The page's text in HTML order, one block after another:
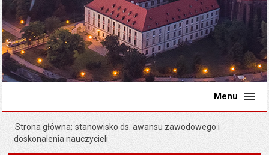
Menu
Strona główna stanowisko ds. awansu zawodowego i
doskonalenia nauczycieli